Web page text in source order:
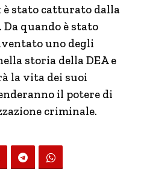
è stato catturato dalla
Da quando è stato
uno degli
storia della DEA e
la vita dei suoi
il potere di
criminale.